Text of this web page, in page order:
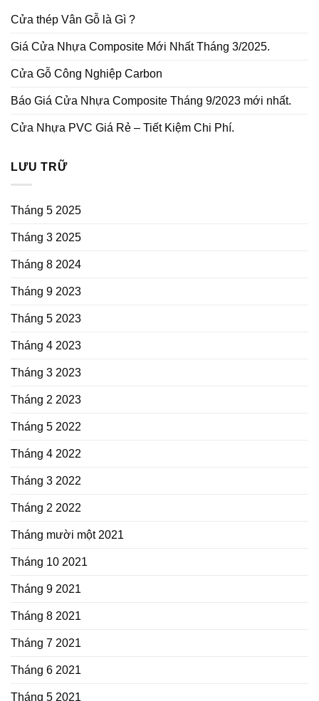
Cửa thép Vân Gỗ là Gì ?
Giá Cửa Nhựa Composite Mới Nhất Tháng 3/2025.
Cửa Gỗ Công Nghiệp Carbon
Báo Giá Cửa Nhựa Composite Tháng 9/2023 mới nhất.
Cửa Nhựa PVC Giá Rẻ – Tiết Kiệm Chi Phí.
LƯU TRỮ
Tháng 5 2025
Tháng 3 2025
Tháng 8 2024
Tháng 9 2023
Tháng 5 2023
Tháng 4 2023
Tháng 3 2023
Tháng 2 2023
Tháng 5 2022
Tháng 4 2022
Tháng 3 2022
Tháng 2 2022
Tháng mười một 2021
Tháng 10 2021
Tháng 9 2021
Tháng 8 2021
Tháng 7 2021
Tháng 6 2021
Tháng 5 2021